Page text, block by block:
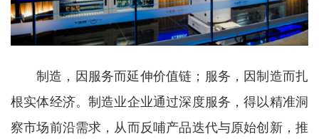
制造，因服务而延伸价值链；服务，因制造而扎
根实体经济。制造业企业通过深度服务，得以精准洞
察市场前沿需求，从而反哺产品迭代与原始创新，推